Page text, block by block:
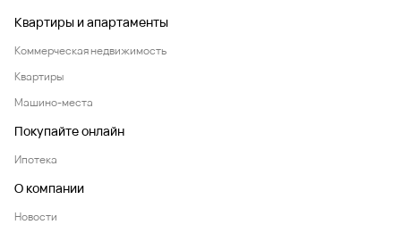
Квартиры и апартаменты
Коммерческая недвижимость
Квартиры
Машино-места
Покупайте онлайн
Ипотека
О компании
Новости